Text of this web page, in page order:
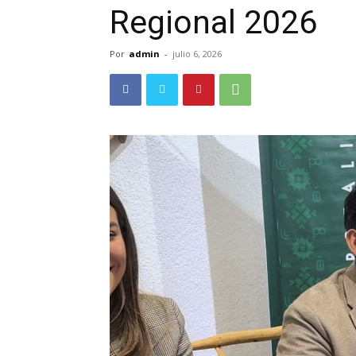
Regional 2026
Por admin - julio 6, 2026